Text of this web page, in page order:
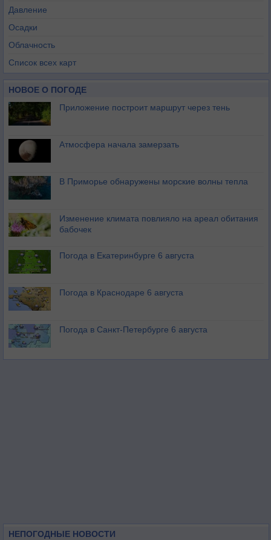
Давление
Осадки
Облачность
Список всех карт
НОВОЕ О ПОГОДЕ
Приложение построит маршрут через тень
Атмосфера начала замерзать
В Приморье обнаружены морские волны тепла
Изменение климата повлияло на ареал обитания
бабочек
Погода в Екатеринбурге 6 августа
Погода в Краснодаре 6 августа
Погода в Санкт-Петербурге 6 августа
НЕПОГОДНЫЕ НОВОСТИ